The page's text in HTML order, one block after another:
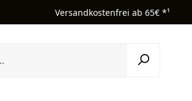
Versandkostenfrei ab 65€ *¹